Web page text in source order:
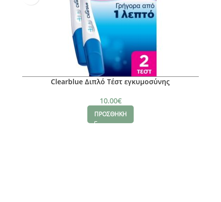
Clearblue Διπλό Τέστ εγκυμοσύνης
10.00€
ΠΡΟΣΘΗΚΗ